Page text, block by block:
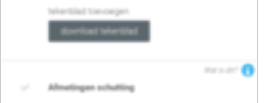
tekenblad toevoegen
download tekenblad
Wat is dit?
Afmetingen schutting